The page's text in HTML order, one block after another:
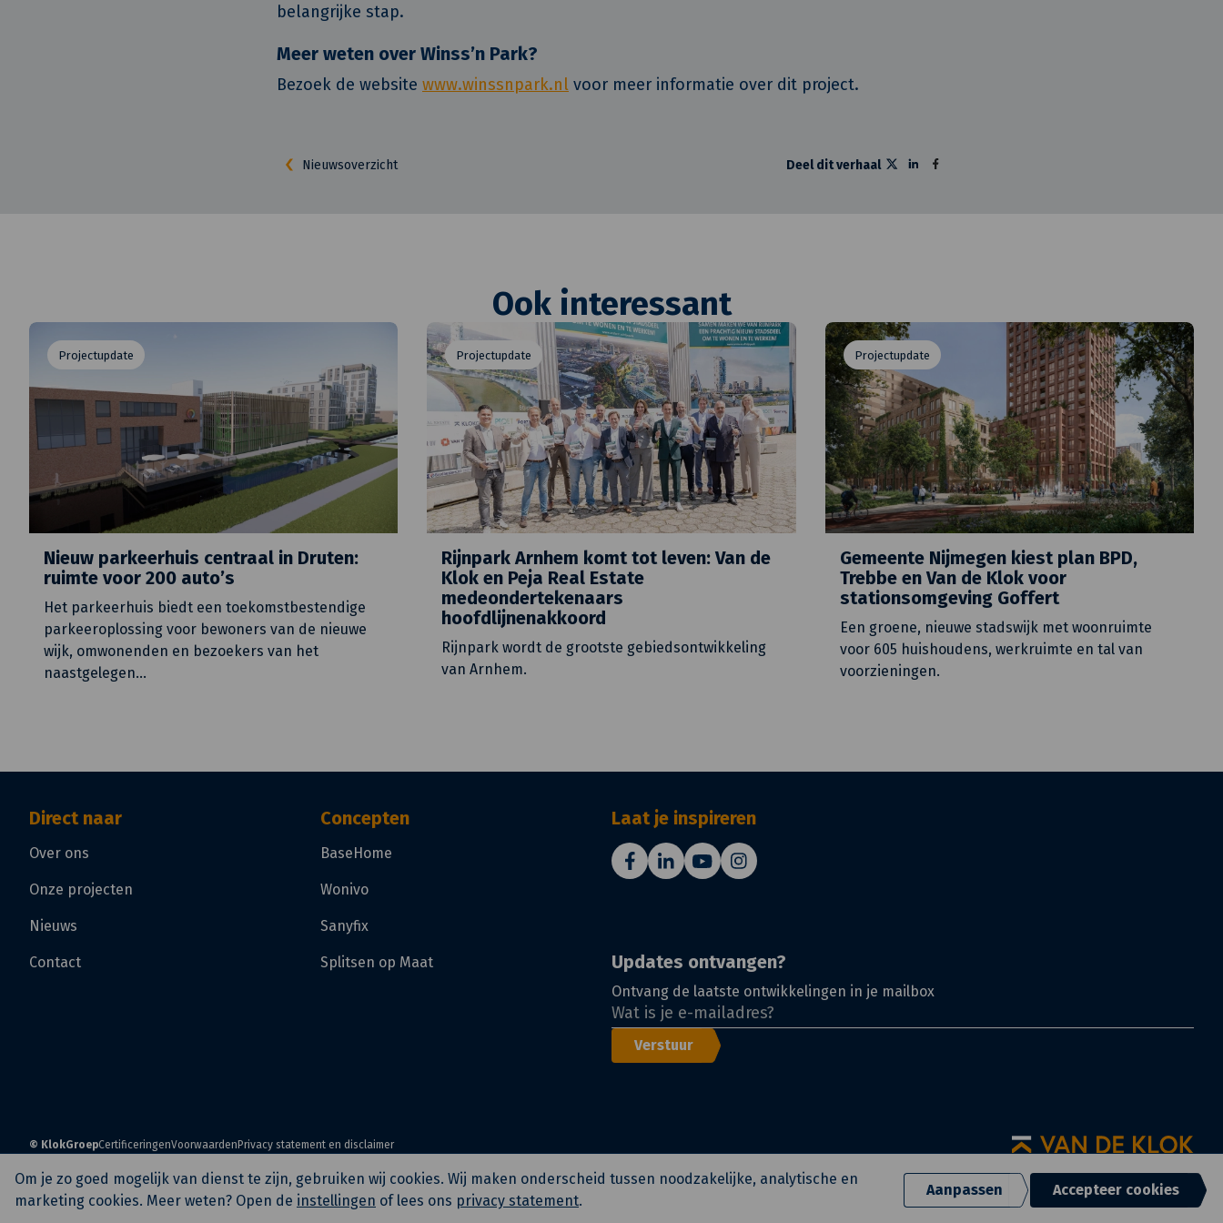
belangrijke stap.
Meer weten over Winss’n Park?
Bezoek de website www.winssnpark.nl voor meer informatie over dit project.
Nieuwsoverzicht Deel dit verhaal
Ook interessant
Projectupdate
Nieuw parkeerhuis centraal in Druten:
ruimte voor 200 auto’s
Het parkeerhuis biedt een toekomstbestendige
parkeeroplossing voor bewoners van de nieuwe
wijk, omwonenden en bezoekers van het
naastgelegen…
Projectupdate
Rijnpark Arnhem komt tot leven: Van de
Klok en Peja Real Estate
medeondertekenaars
hoofdlijnenakkoord
Rijnpark wordt de grootste gebiedsontwikkeling
van Arnhem.
Projectupdate
Gemeente Nijmegen kiest plan BPD,
Trebbe en Van de Klok voor
stationsomgeving Goffert
Een groene, nieuwe stadswijk met woonruimte
voor 605 huishoudens, werkruimte en tal van
voorzieningen.
Direct naar
Over ons
Onze projecten
Nieuws
Contact
Concepten
BaseHome
Wonivo
Sanyfix
Splitsen op Maat
Laat je inspireren
Updates ontvangen?
Ontvang de laatste ontwikkelingen in je mailbox
Verstuur
© KlokGroepCertificeringenVoorwaardenPrivacy statement en disclaimer
Om je zo goed mogelijk van dienst te zijn, gebruiken wij cookies. Wij maken onderscheid tussen noodzakelijke, analytische en
marketing cookies. Meer weten? Open de instellingen of lees ons privacy statement.
Aanpassen Accepteer cookies